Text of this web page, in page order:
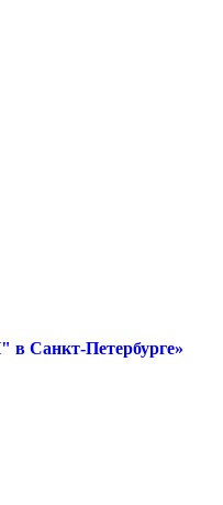
в Санкт-Петербурге»